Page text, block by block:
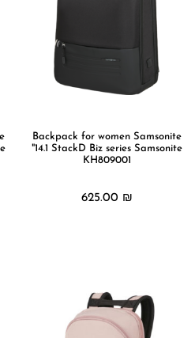
Backpack for women Samsonite
"14.1 StackD Biz series Samsonite
KH809001
625.00 ₪